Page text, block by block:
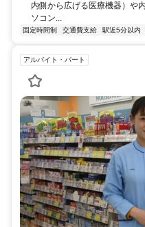
内側から広げる医療機器）や
ソコン...
固定時間制 交通費支給 駅近5分以内
アルバイト・パート